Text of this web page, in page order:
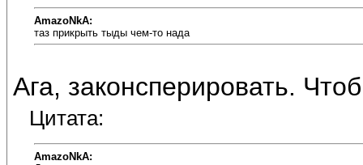
AmazoNkA:
таз прикрыть тыды чем-то нада
Ага, законсперировать.
Цитата:
AmazoNkA: